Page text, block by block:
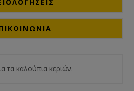
τα καλούπια κεριών.